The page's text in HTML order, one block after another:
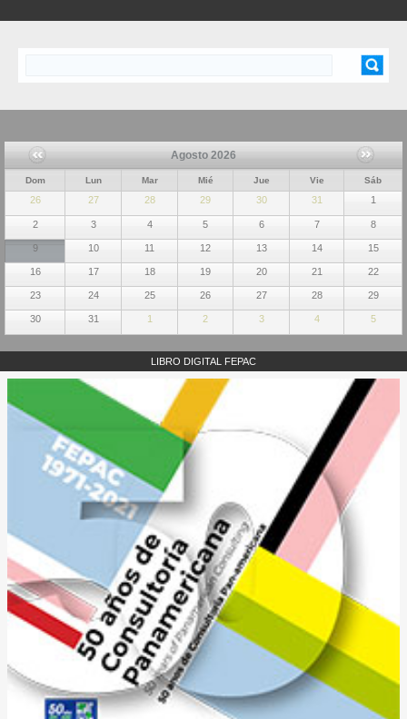
Agosto 2026
Dom Lun Mar Mié Jue Vie Sáb
26 27 28 29 30 31 1
2 3 4 5 6 7 8
9 10 11 12 13 14 15
16 17 18 19 20 21 22
23 24 25 26 27 28 29
30 31 1 2 3 4 5
LIBRO DIGITAL FEPAC